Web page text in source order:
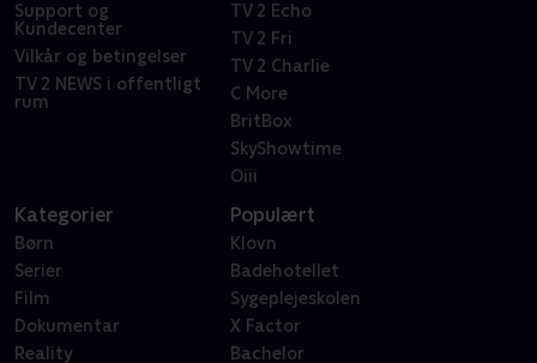
Support og
Kundecenter
Vilkår og betingelser
TV 2 NEWS i offentligt
rum
TV 2 Echo
TV 2 Fri
TV 2 Charlie
C More
BritBox
SkyShowtime
Oiii
Kategorier
Børn
Serier
Film
Dokumentar
Reality
Populært
Klovn
Badehotellet
Sygeplejeskolen
X Factor
Bachelor